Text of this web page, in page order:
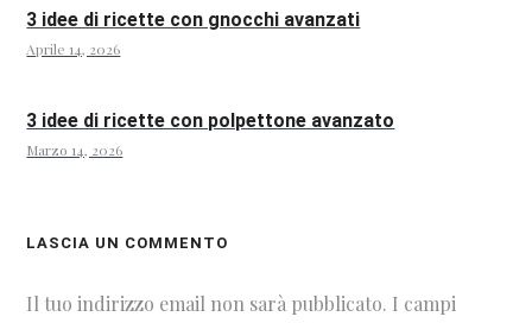
3 idee di ricette con gnocchi avanzati
Aprile 14, 2026
3 idee di ricette con polpettone avanzato
Marzo 14, 2026
LASCIA UN COMMENTO
Il tuo indirizzo email non sarà pubblicato. I campi